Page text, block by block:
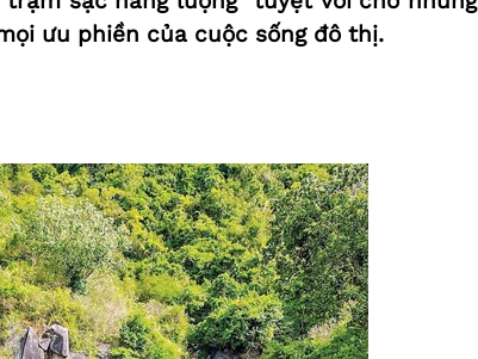
ưu phiền của cuộc sống đô thị.